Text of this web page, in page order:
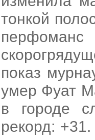
тонкой
показ
умер Фуат
в городе
рекорд: